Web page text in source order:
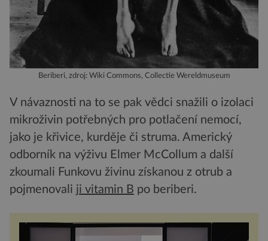
Beriberi, zdroj: Wiki Commons, Collectie Wereldmuseum
V návaznosti na to se pak vědci snažili o izolaci
mikroživin potřebných pro potlačení nemocí,
jako je křivice, kurděje či struma. Americký
odborník na výživu Elmer McCollum a další
zkoumali Funkovu živinu získanou z otrub a
pojmenovali ji vitamin B po beriberi.